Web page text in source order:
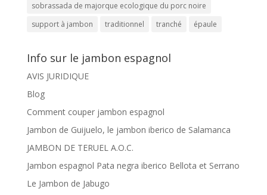
sobrassada de majorque ecologique du porc noire
support à jambon
traditionnel tranché épaule
Info sur le jambon espagnol
AVIS JURIDIQUE
Blog
Comment couper jambon espagnol
Jambon de Guijuelo, le jambon iberico de Salamanca
JAMBON DE TERUEL A.O.C.
Jambon espagnol Pata negra iberico Bellota et Serrano
Le Jambon de Jabugo